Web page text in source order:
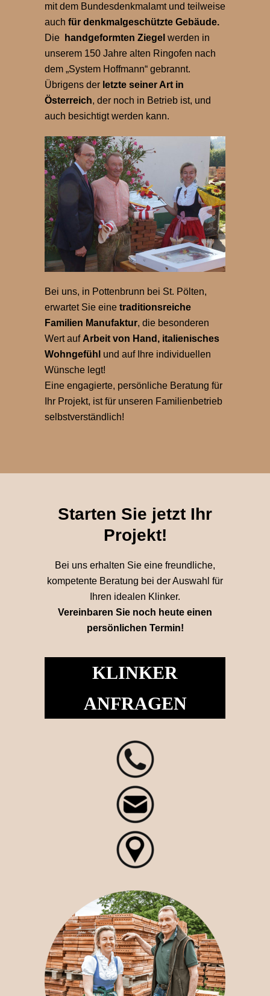
mit dem Bundesdenkmalamt und teilweise
auch für denkmalgeschützte Gebäude.
Die
handgeformten Ziegel werden in
unserem 150 Jahre alten Ringofen nach
dem „System Hoffmann“ gebrannt.
Übrigens der letzte seiner Art in
Österreich, der noch in Betrieb ist, und
auch besichtigt werden kann.
Bei uns, in Pottenbrunn bei St. Pölten,
erwartet Sie eine traditionsreiche
Familien Manufaktur, die besonderen
Wert auf Arbeit von Hand, italienisches
Wohngefühl und auf Ihre individuellen
Wünsche legt!
Eine engagierte, persönliche Beratung für
Ihr Projekt, ist für unseren Familienbetrieb
selbstverständlich!
Starten Sie jetzt Ihr
Projekt!
Bei uns erhalten Sie eine freundliche,
kompetente Beratung bei der Auswahl für
Ihren idealen Klinker.
Vereinbaren Sie noch heute einen
persönlichen Termin!
KLINKER
ANFRAGEN